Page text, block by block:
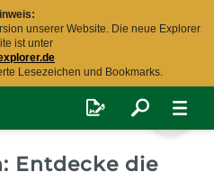
unserer Website. Die neue Explorer
ist unter
Lesezeichen und Bookmarks.
Entdecke die